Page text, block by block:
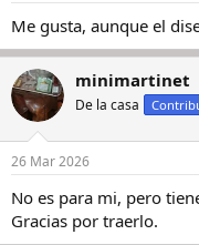
Me gusta, aunque el
minimartinet
De la casa
26 Mar 2026
No es para mi, pero
Gracias por traerlo.